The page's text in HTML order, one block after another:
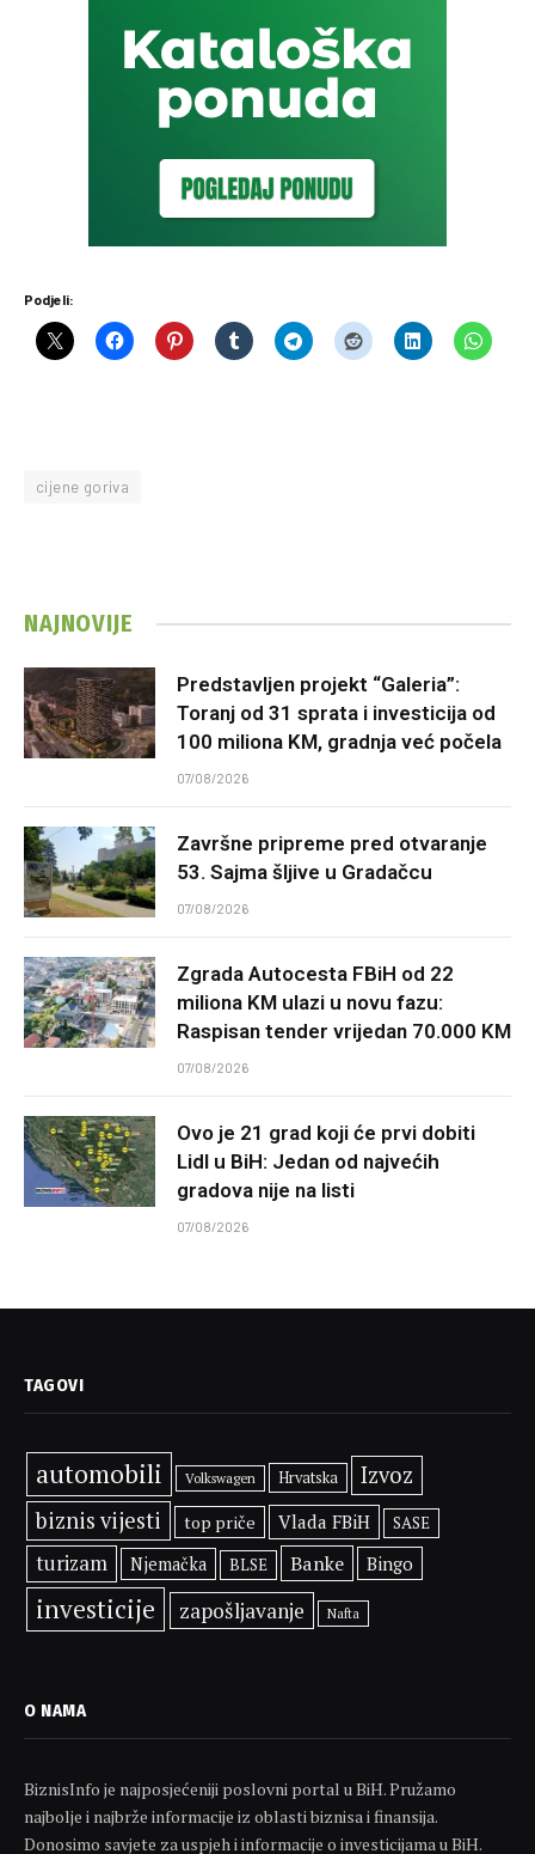
Podjeli:
cijene goriva
NAJNOVIJE
Predstavljen projekt “Galeria”:
Toranj od 31 sprata i investicija od
100 miliona KM, gradnja već počela
07/08/2026
Završne pripreme pred otvaranje
53. Sajma šljive u Gradačcu
07/08/2026
Zgrada Autocesta FBiH od 22
miliona KM ulazi u novu fazu:
Raspisan tender vrijedan 70.000 KM
07/08/2026
Ovo je 21 grad koji će prvi dobiti
Lidl u BiH: Jedan od najvećih
gradova nije na listi
07/08/2026
TAGOVI
automobili Volkswagen Hrvatska
Izvoz
biznis vijesti
top priče Vlada FBiH SASE
turizam Njemačka BLSE Banke Bingo
investicije zapošljavanje Nafta
O NAMA
BiznisInfo je najposjećeniji poslovni portal u BiH. Pružamo
najbolje i najbrže informacije iz oblasti biznisa i finansija.
Donosimo savjete za uspjeh i informacije o investicijama u BiH.